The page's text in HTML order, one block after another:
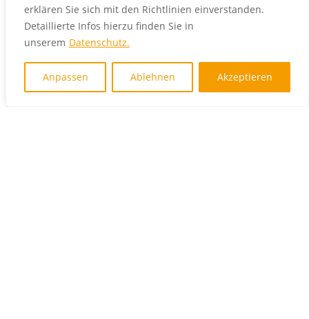
erklären Sie sich mit den Richtlinien einverstanden.
Detaillierte Infos hierzu finden Sie in
unserem Datenschutz.
Anpassen Ablehnen Akzeptieren
+49 (0)6742 8001-27
kontakt@DGMSM.de
BÜROZEITEN